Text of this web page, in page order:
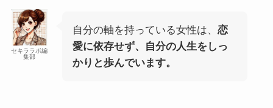
セキララボ編
集部
自分の軸を持っている女性は、 恋
愛に依存せず、自分の人生をしっ
かりと歩んでいます。